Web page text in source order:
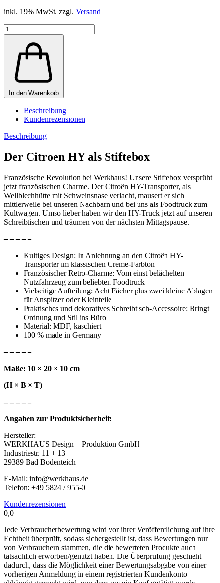
inkl. 19% MwSt. zzgl. Versand
In den Warenkorb
Beschreibung
Kundenrezensionen
Beschreibung
Der Citroen HY als Stiftebox
Französische Revolution bei Werkhaus! Unsere Stiftebox versprüht
jetzt französischen Charme. Der Citroën HY-Transporter, als
Wellblechhütte mit Schweinsnase verlacht, mausert er sich
mittlerweile bei unseren Nachbarn und bei uns als Foodtruck zum
Kultwagen. Umso lieber haben wir den HY-Truck jetzt auf unseren
Schreibtischen und träumen von der nächsten Mittagspause.
– – – – –
Kultiges Design: In Anlehnung an den Citroën HY-
Transporter im klassischen Creme-Farbton
Französischer Retro-Charme: Vom einst belächelten
Nutzfahrzeug zum beliebten Foodtruck
Vielseitige Aufteilung: Acht Fächer plus zwei kleine Ablagen
für Anspitzer oder Kleinteile
Praktisches und dekoratives Schreibtisch-Accessoire: Bringt
Ordnung und Stil ins Büro
Material: MDF, kaschiert
100 % made in Germany
– – – – –
Maße: 10 × 20 × 10 cm
(H × B × T)
– – – – –
Angaben zur Produktsicherheit:
Hersteller:
WERKHAUS Design + Produktion GmbH
Industriestr. 11 + 13
29389 Bad Bodenteich
E-Mail: info@werkhaus.de
Telefon: +49 5824 / 955-0
Kundenrezensionen
0,0
Jede Verbraucherbewertung wird vor ihrer Veröffentlichung auf ihre
Echtheit überprüft, sodass sichergestellt ist, dass Bewertungen nur
von Verbrauchern stammen, die die bewerteten Produkte auch
tatsächlich erworben/genutzt haben. Die Überprüfung geschieht
dadurch, dass die Möglichkeit einer Bewertungsabgabe von einer
vorherigen Anmeldung in einem registrierten Kundenkonto